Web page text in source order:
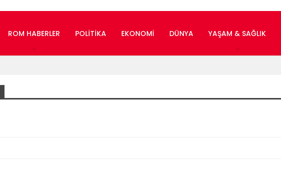
ROM HABERLER POLITIKA EKONOMI DÜNYA YAŞAM & SAĞLIK